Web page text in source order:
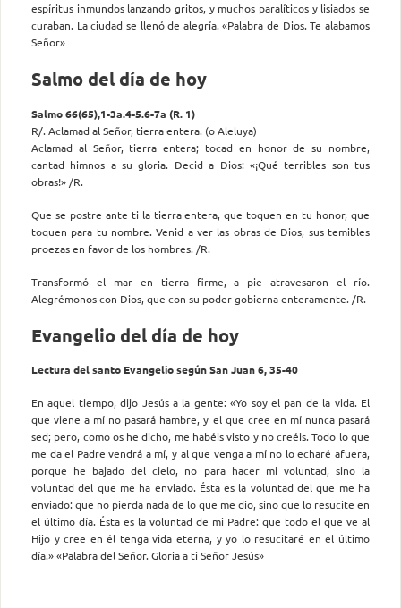
espíritus inmundos lanzando gritos, y muchos paralíticos y lisiados se
curaban. La ciudad se llenó de alegría. «Palabra de Dios. Te alabamos
Señor»
Salmo del día de hoy
Salmo 66(65),1-3a.4-5.6-7a (R. 1)
R/. Aclamad al Señor, tierra entera. (o Aleluya)
Aclamad al Señor, tierra entera; tocad en honor de su nombre,
cantad himnos a su gloria. Decid a Dios: «¡Qué terribles son tus
obras!» /R.
Que se postre ante ti la tierra entera, que toquen en tu honor, que
toquen para tu nombre. Venid a ver las obras de Dios, sus temibles
proezas en favor de los hombres. /R.
Transformó el mar en tierra firme, a pie atravesaron el río.
Alegrémonos con Dios, que con su poder gobierna enteramente. /R.
Evangelio del día de hoy
Lectura del santo Evangelio según San Juan 6, 35-40
En aquel tiempo, dijo Jesús a la gente: «Yo soy el pan de la vida. El
que viene a mí no pasará hambre, y el que cree en mí nunca pasará
sed; pero, como os he dicho, me habéis visto y no creéis. Todo lo que
me da el Padre vendrá a mí, y al que venga a mí no lo echaré afuera,
porque he bajado del cielo, no para hacer mi voluntad, sino la
voluntad del que me ha enviado. Ésta es la voluntad del que me ha
enviado: que no pierda nada de lo que me dio, sino que lo resucite en
el último día. Ésta es la voluntad de mi Padre: que todo el que ve al
Hijo y cree en él tenga vida eterna, y yo lo resucitaré en el último
día.» «Palabra del Señor. Gloria a ti Señor Jesús»